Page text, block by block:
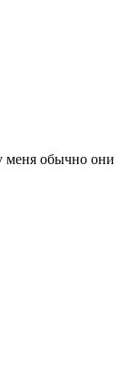
меня обычно они